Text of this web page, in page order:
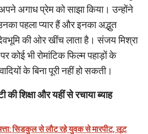
अगाध प्रेम को साझा किया। उन्होंने
पहला प्यार हैं और इनका अद्भुत
की ओर खींच लाता है। संजय मिश्रा
कोई भी रोमांटिक फिल्म पहाड़ों के
के बिना पूरी नहीं हो सकती।
की शिक्षा और यहीं से रचाया ब्याह
सिडकुल से लौट रहे युवक से मारपीट, लूट